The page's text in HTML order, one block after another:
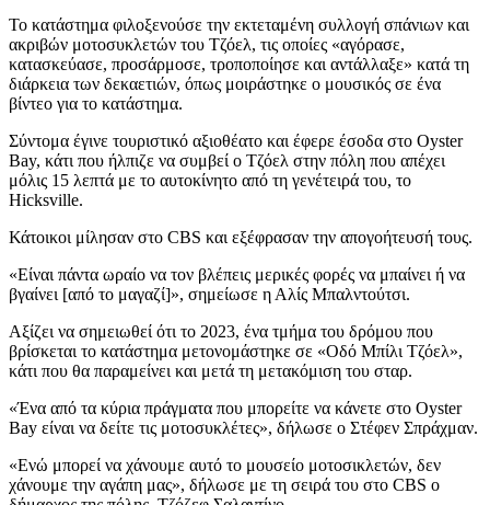
Το κατάστημα φιλοξενούσε την εκτεταμένη συλλογή σπάνιων και
ακριβών μοτοσυκλετών του Τζόελ, τις οποίες «αγόρασε,
κατασκεύασε, προσάρμοσε, τροποποίησε και αντάλλαξε» κατά τη
διάρκεια των δεκαετιών, όπως μοιράστηκε ο μουσικός σε ένα
βίντεο για το κατάστημα.
Σύντομα έγινε τουριστικό αξιοθέατο και έφερε έσοδα στο Oyster
Bay, κάτι που ήλπιζε να συμβεί ο Τζόελ στην πόλη που απέχει
μόλις 15 λεπτά με το αυτοκίνητο από τη γενέτειρά του, το
Hicksville.
Κάτοικοι μίλησαν στο CBS και εξέφρασαν την απογοήτευσή τους.
«Είναι πάντα ωραίο να τον βλέπεις μερικές φορές να μπαίνει ή να
βγαίνει [από το μαγαζί]», σημείωσε η Αλίς Μπαλντούτσι.
Αξίζει να σημειωθεί ότι το 2023, ένα τμήμα του δρόμου που
βρίσκεται το κατάστημα μετονομάστηκε σε «Οδό Μπίλι Τζόελ»,
κάτι που θα παραμείνει και μετά τη μετακόμιση του σταρ.
«Ένα από τα κύρια πράγματα που μπορείτε να κάνετε στο Oyster
Bay είναι να δείτε τις μοτοσυκλέτες», δήλωσε ο Στέφεν Σπράχμαν.
«Ενώ μπορεί να χάνουμε αυτό το μουσείο μοτοσικλετών, δεν
χάνουμε την αγάπη μας», δήλωσε με τη σειρά του στο CBS ο